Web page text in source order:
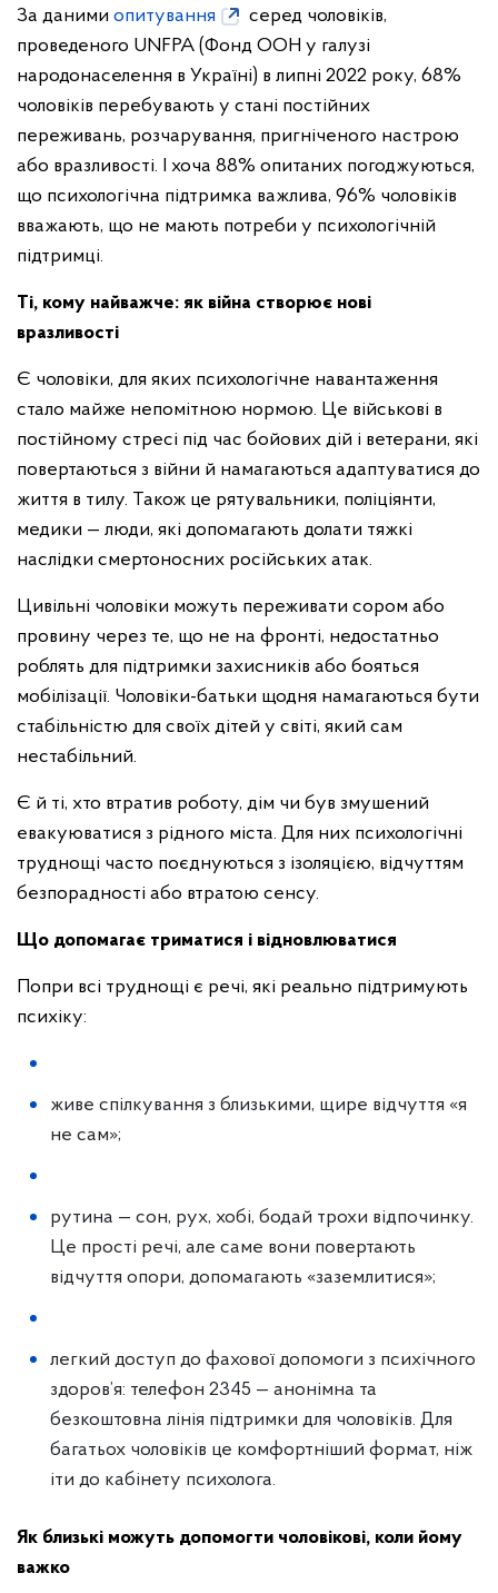
За даними опитування
серед чоловіків,
проведеного UNFPA (Фонд ООН у галузі
народонаселення в Україні) в липні 2022 року, 68%
чоловіків перебувають у стані постійних
переживань, розчарування, пригніченого настрою
або вразливості. І хоча 88% опитаних погоджуються,
що психологічна підтримка важлива, 96% чоловіків
вважають, що не мають потреби у психологічній
підтримці.
Ті, кому найважче: як війна створює нові
вразливості
Є чоловіки, для яких психологічне навантаження
стало майже непомітною нормою. Це військові в
постійному стресі під час бойових дій і ветерани, які
повертаються з війни й намагаються адаптуватися до
життя в тилу. Також це рятувальники, поліціянти,
медики — люди, які допомагають долати тяжкі
наслідки смертоносних російських атак.
Цивільні чоловіки можуть переживати сором або
провину через те, що не на фронті, недостатньо
роблять для підтримки захисників або бояться
мобілізації. Чоловіки-батьки щодня намагаються бути
стабільністю для своїх дітей у світі, який сам
нестабільний.
Є й ті, хто втратив роботу, дім чи був змушений
евакуюватися з рідного міста. Для них психологічні
труднощі часто поєднуються з ізоляцією, відчуттям
безпорадності або втратою сенсу.
Що допомагає триматися і відновлюватися
Попри всі труднощі є речі, які реально підтримують
психіку:
живе спілкування з близькими, щире відчуття «я
не сам»;
рутина — сон, рух, хобі, бодай трохи відпочинку.
Це прості речі, але саме вони повертають
відчуття опори, допомагають «заземлитися»;
легкий доступ до фахової допомоги з психічного
здоров’я: телефон 2345 — анонімна та
безкоштовна лінія підтримки для чоловіків. Для
багатьох чоловіків це комфортніший формат, ніж
іти до кабінету психолога.
Як близькі можуть допомогти чоловікові, коли йому
важко